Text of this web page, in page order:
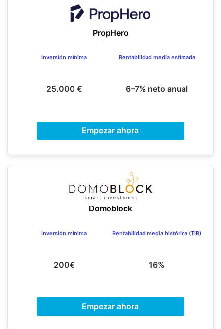
PropHero
Inversión mínima
25.000 €
Rentabilidad media estimada
6–7% neto anual
Empezar ahora
Domoblock
Inversión mínima
200€
Rentabilidad media histórica (TIR)
16%
Empezar ahora